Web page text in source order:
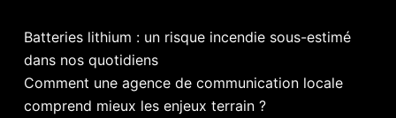
Batteries lithium : un risque incendie sous-estimé
dans nos quotidiens
Comment une agence de communication locale
comprend mieux les enjeux terrain ?